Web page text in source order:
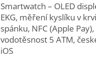
Smartwatch – OLED
EKG, měření kyslíku v
spánku, NFC (Apple
vodotěsnost 5 ATM,
iOS